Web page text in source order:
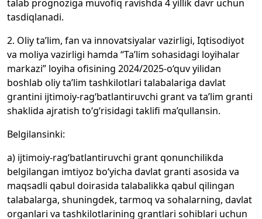
talab prognoziga muvofiq ravishda 4 yillik davr uchun
tasdiqlanadi.
2. Oliy ta’lim, fan va innovatsiyalar vazirligi, Iqtisodiyot
va moliya vazirligi hamda “Ta’lim sohasidagi loyihalar
markazi” loyiha ofisining 2024/2025-o‘quv yilidan
boshlab oliy ta’lim tashkilotlari talabalariga davlat
grantini ijtimoiy-rag‘batlantiruvchi grant va ta’lim granti
shaklida ajratish to‘g‘risidagi taklifi ma’qullansin.
Belgilansinki:
a) ijtimoiy-rag‘batlantiruvchi grant qonunchilikda
belgilangan imtiyoz bo‘yicha davlat granti asosida va
maqsadli qabul doirasida talabalikka qabul qilingan
talabalarga, shuningdek, tarmoq va sohalarning, davlat
organlari va tashkilotlarining grantlari sohiblari uchun